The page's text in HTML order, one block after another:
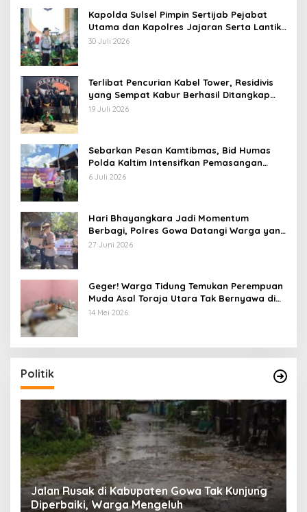
Kapolda Sulsel Pimpin Sertijab Pejabat
Utama dan Kapolres Jajaran Serta Lantik
Karolog dan Kapolresta Gowa
30 Juli 2026
Terlibat Pencurian Kabel Tower, Residivis
yang Sempat Kabur Berhasil Ditangkap
Tim Gabungan di Jeneponto
19 Juli 2026
Sebarkan Pesan Kamtibmas, Bid Humas
Polda Kaltim Intensifkan Pemasangan
Spanduk serta Pembagian Stiker
6 Juli 2026
Hari Bhayangkara Jadi Momentum
Berbagi, Polres Gowa Datangi Warga yang
Membutuhkan
27 Juni 2026
Geger! Warga Tidung Temukan Perempuan
Muda Asal Toraja Utara Tak Bernyawa di
Kamar Kos
14 Mei 2026
Politik
Jalan Rusak di Kabupaten Gowa Tak Kunjung
Diperbaiki, Warga Mengeluh